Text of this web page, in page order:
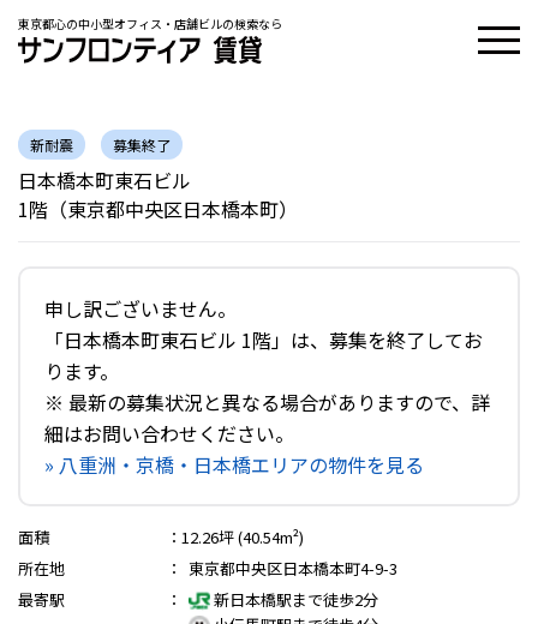
東京都心の中小型オフィス・店舗ビルの検索なら
新耐震 募集終了
日本橋本町東石ビル
1階（東京都中央区日本橋本町）
申し訳ございません。
「日本橋本町東石ビル 1階」は、募集を終了してお
ります。
※ 最新の募集状況と異なる場合がありますので、詳
細はお問い合わせください。
» 八重洲・京橋・日本橋エリアの物件を見る
面積 ： 12.26坪 (40.54m²)
所在地
：
東京都中央区日本橋本町4-9-3
最寄駅
：
新日本橋駅まで徒歩2分